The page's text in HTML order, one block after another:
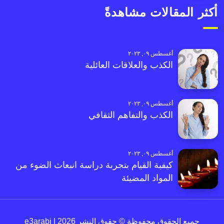
أكثر المقالات مشاهدةً
أغسطس ٠٩, ٢٠٢٣
الكذب والعلاقات العائلية
أغسطس ٠٩, ٢٠٢٣
الكذب والتفاهم الثقافي
أغسطس ٠٩, ٢٠٢٣
كيفية القيام بتجربة دراسة انبعاث الضوء من
المواد المضيئة
جميع الحقوق محفوظة © حقوق النشر 2026 | e3arabi